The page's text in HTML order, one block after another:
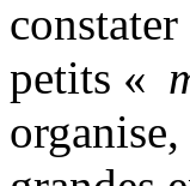
petits «